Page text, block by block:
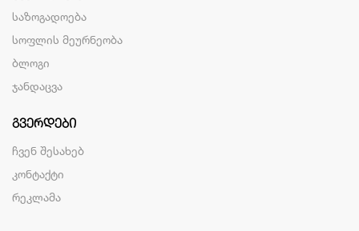
საზოგადოება
სოფლის მეურნეობა
ბლოგი
ჯანდაცვა
ᲒᲕᲔᲠᲓᲔᲑᲘ
ჩვენ შესახებ
კონტაქტი
რეკლამა